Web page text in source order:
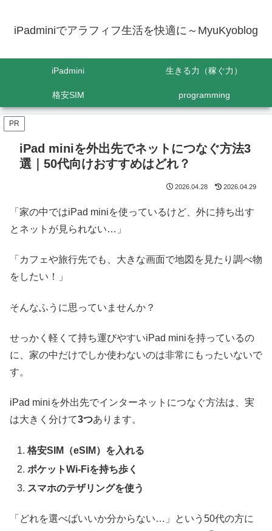
iPadminiでアラフィフ生活を快適に～MyuKyoblog
iPadmini 生きる力（稼ぐ力）
格安SIM programming
PR
iPad miniを外出先でネットにつなぐ方法3
選｜50代向けおすすめはどれ？
2026.04.28 2026.04.29
「家の中ではiPad miniを使っているけど、外に持ち出す
とネットが見られない…」
「カフェや旅行先でも、大きな画面で地図を見たり調べ物
をしたい！」
そんなふうに思っていませんか？
せっかく軽くて持ち運びやすいiPad miniを持っているの
に、家の中だけでしか使わないのは非常にもったいないで
す。
iPad miniを外出先でインターネットにつなぐ方法は、実
は大きく分けて3つあります。
格安SIM（eSIM）を入れる
ポケットWi-Fiを持ち歩く
スマホのテザリングを使う
「どれを選べばいいか分からない…」という50代の方に